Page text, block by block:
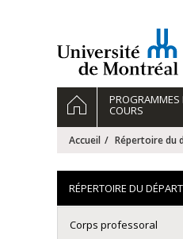
Navigation
principale
ACCUEILPROGRAMMES
COURS
Accueil Répertoire du
RÉPERTOIRE DU
Corps professoral